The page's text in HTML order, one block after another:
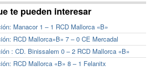
te pueden interesar
Manacor 1 – 1 RCD Mallorca «B»
RCD Mallorca»B» 7 – 0 CE Mercadal
: CD. Binissalem 0 – 2 RCD Mallorca «B»
RCD Mallorca «B» 8 – 1 Felanitx